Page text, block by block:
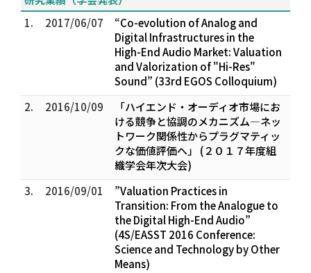
1.
2017/06/07
“Co-evolution of Analog and
Digital Infrastructures in the
High-End Audio Market: Valuation
and Valorization of "Hi-Res"
Sound” (33rd EGOS Colloquium)
2.
2016/10/09
「ハイエンド・オーディオ市場にお
ける競争と協調のメカニズム―ネッ
トワーク関係性からプラグマティッ
クな価値評価へ」 (２０１７年度組
織学会年次大会)
3.
2016/09/01
”Valuation Practices in
Transition: From the Analogue to
the Digital High-End Audio”
(4S/EASST 2016 Conference:
Science and Technology by Other
Means)